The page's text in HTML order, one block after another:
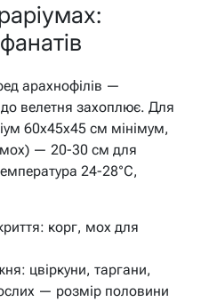
арахнофілів —
велетня захоплює. Для
60x45x45 см мінімум,
мох) — 20-30 см для
24-28°C,
корг, мох для
цвіркуни, таргани,
— розмір половини